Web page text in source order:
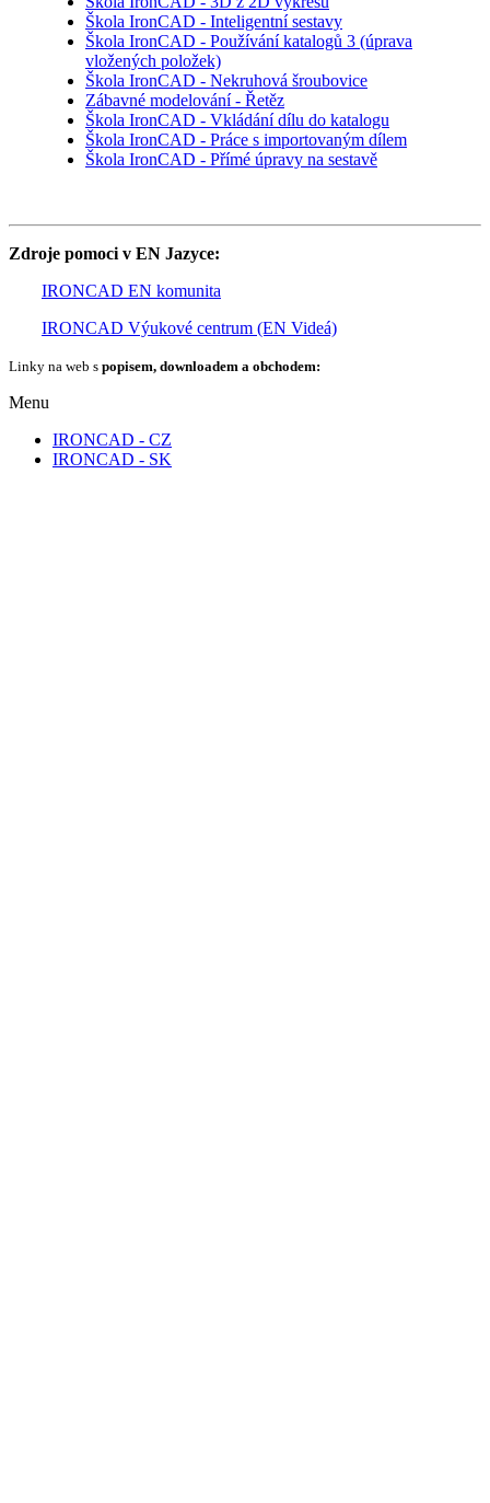
Škola IronCAD - Inteligentní sestavy
Škola IronCAD - Používání katalogů 3 (úprava
vložených položek)
Škola IronCAD - Nekruhová šroubovice
Zábavné modelování - Řetěz
Škola IronCAD - Vkládání dílu do katalogu
Škola IronCAD - Práce s importovaným dílem
Škola IronCAD - Přímé úpravy na sestavě
Zdroje pomoci v EN Jazyce:
IRONCAD EN komunita
IRONCAD Výukové centrum (EN Videá)
Linky na web s popisem, downloadem a obchodem:
Menu
IRONCAD - CZ
IRONCAD - SK